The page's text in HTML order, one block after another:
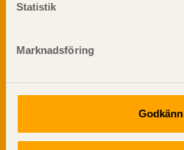
Statistik
Marknadsföring
Godkänn
Prenumerera på Svenskt Träs